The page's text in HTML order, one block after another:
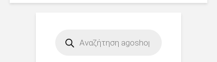
search